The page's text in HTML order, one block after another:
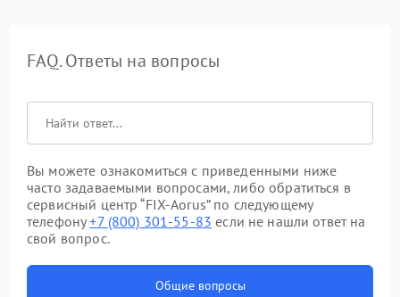
FAQ. Ответы на вопросы
Вы можете ознакомиться с приведенными ниже
часто задаваемыми вопросами, либо обратиться в
сервисный центр “FIX-Aorus” по следующему
телефону+7 (800) 301-55-83 если не нашли ответ на
свой вопрос.
Общие вопросы